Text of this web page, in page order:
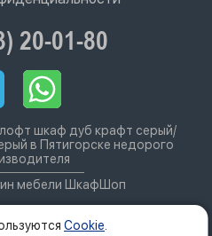
20-01-80
лофт шкаф дуб крафт серый/
в Пятигорске недорого
мебели ШкафШоп
Cookie